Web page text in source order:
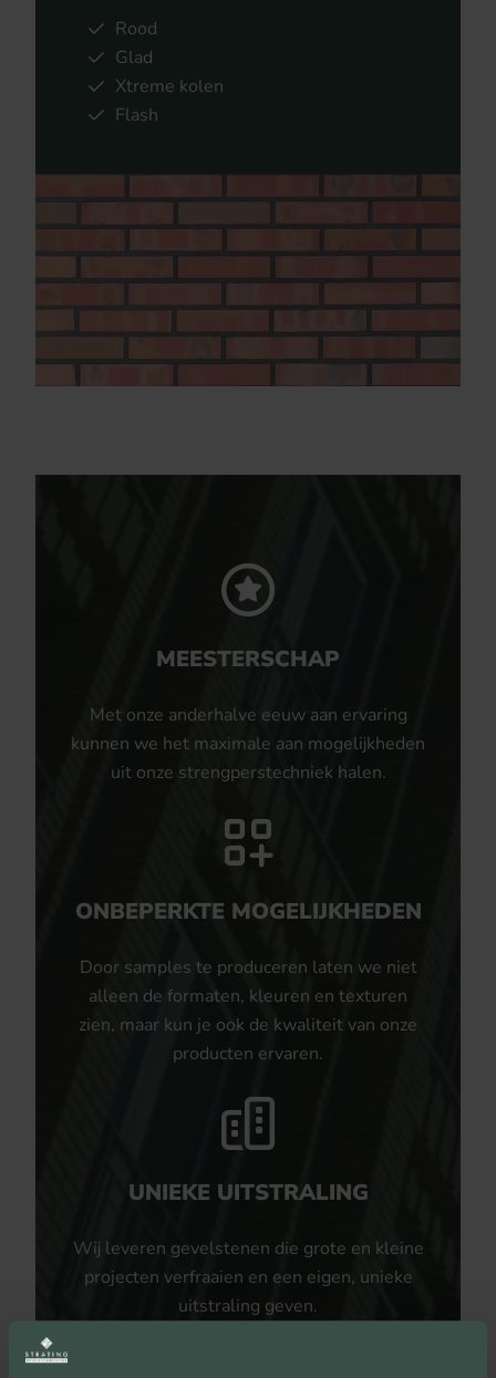
Rood
Glad
Xtreme kolen
Flash
MEESTERSCHAP
Met onze anderhalve eeuw aan ervaring
kunnen we het maximale aan mogelijkheden
uit onze strengperstechniek halen.
ONBEPERKTE MOGELIJKHEDEN
Door samples te produceren laten we niet
alleen de formaten, kleuren en texturen
zien, maar kun je ook de kwaliteit van onze
producten ervaren.
UNIEKE UITSTRALING
Wij leveren gevelstenen die grote en kleine
projecten verfraaien en een eigen, unieke
uitstraling geven.